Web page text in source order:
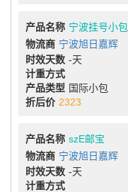
产品名称 宁波挂号小包
物流商 宁波旭日嘉辉
时效天数 -天
计重方式
产品类型 国际小包
折后价 2323
产品名称 szE邮宝
物流商 宁波旭日嘉辉
时效天数 -天
计重方式